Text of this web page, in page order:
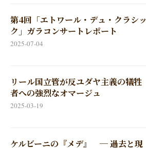
第4回「エトワール・デュ・クラシッ
ク」ガラコンサートレポート
2025-07-04
リール国立管が反ユダヤ主義の犠牲
者への強烈なオマージュ
2025-03-19
ケルビーニの『メデ』 ─ 過去と現